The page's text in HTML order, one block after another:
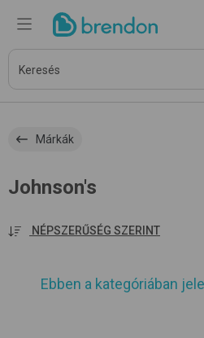
Márkák
Johnson's
NÉPSZERŰSÉG SZERINT
Ebben a kategóriában